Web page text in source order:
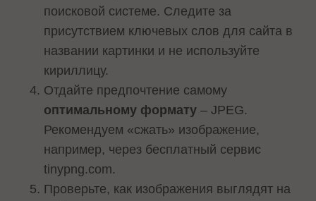
поисковой системе. Следите за
присутствием ключевых слов для сайта в
названии картинки и не используйте
кириллицу.
Отдайте предпочтение самому
оптимальному формату – JPEG.
Рекомендуем «сжать» изображение,
например, через бесплатный сервис
tinypng.com.
Проверьте, как изображения выглядят на